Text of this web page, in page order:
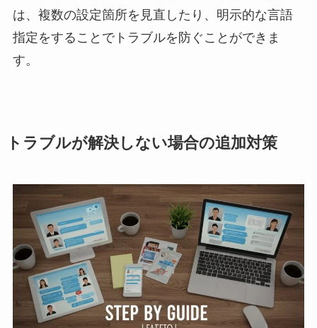
は、複数の設定箇所を見直したり、明示的な言語
指定をすることでトラブルを防ぐことができま
す。
トラブルが解決しない場合の追加対策